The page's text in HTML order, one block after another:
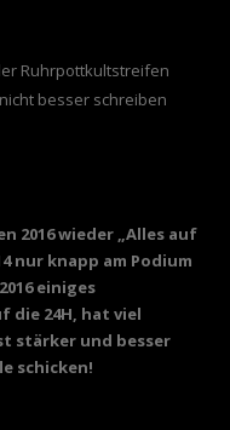
Ruhrpottkultstreifen
besser schreiben
2016 wieder „Alles auf
nur knapp am Podium
einiges
die 24H, hat viel
stärker und besser
schicken!